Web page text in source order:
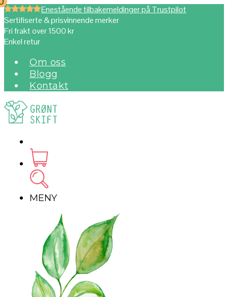
Enestående tilbakemeldinger på Trustpilot
Sertifiserte & prisvinnende merker
Fri frakt over 1500 kr
Enkel retur
Om oss
Blogg
Kontakt
MENY